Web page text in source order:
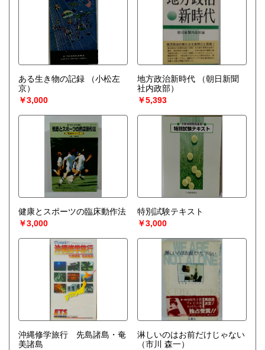
ある生き物の記録
（小松左
京）
￥3,000
地方政治新時代
（朝日新聞
社内政部）
￥5,393
健康とスポーツの臨床動作法
￥3,000
特別試験テキスト
￥3,000
沖縄修学旅行 先島諸島・奄
美諸島
淋しいのはお前だけじゃない
（市川 森一）